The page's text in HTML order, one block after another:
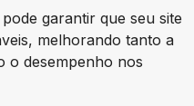
garantir que seu site
melhorando tanto a
o desempenho nos